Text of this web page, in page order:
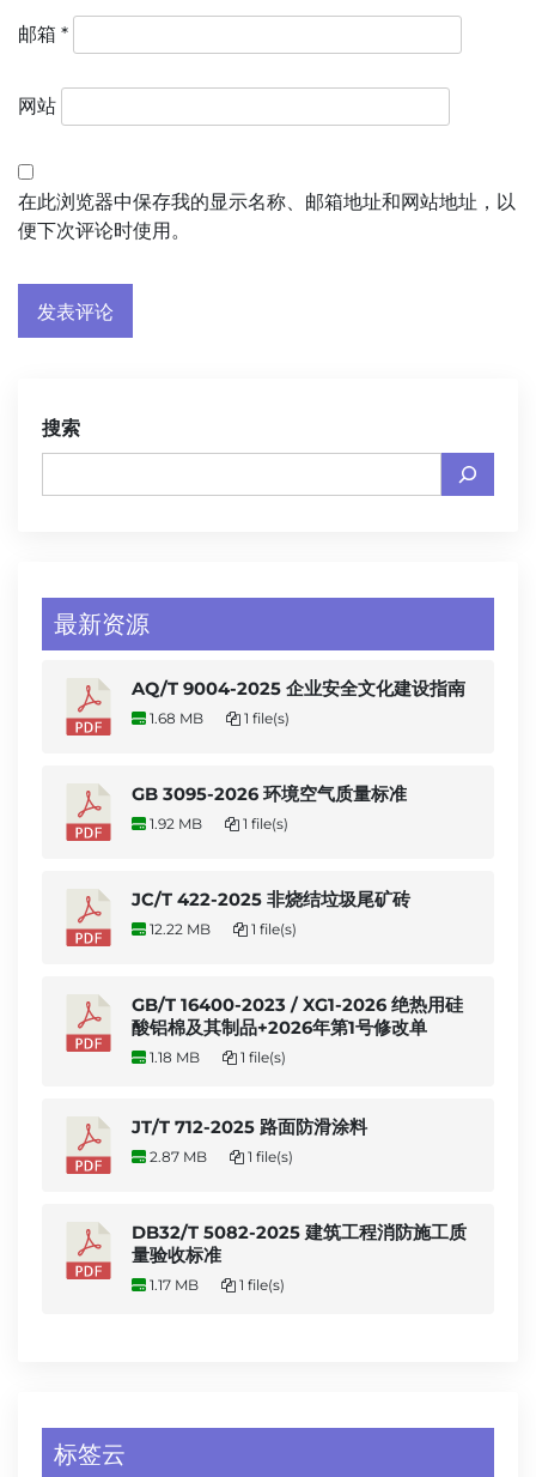
邮箱 *
网站
在此浏览器中保存我的显示名称、邮箱地址和网站地址，以
便下次评论时使用。
搜索
最新资源
AQ/T 9004-2025 企业安全文化建设指南
1.68 MB 1 file(s)
GB 3095-2026 环境空气质量标准
1.92 MB 1 file(s)
JC/T 422-2025 非烧结垃圾尾矿砖
12.22 MB 1 file(s)
GB/T 16400-2023 / XG1-2026 绝热用硅
酸铝棉及其制品+2026年第1号修改单
1.18 MB 1 file(s)
JT/T 712-2025 路面防滑涂料
2.87 MB 1 file(s)
DB32/T 5082-2025 建筑工程消防施工质
量验收标准
1.17 MB 1 file(s)
标签云